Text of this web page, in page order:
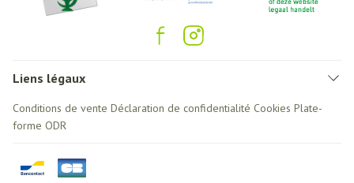
Liens légaux
Conditions de vente Déclaration de confidentialité Cookies Plate-
forme ODR